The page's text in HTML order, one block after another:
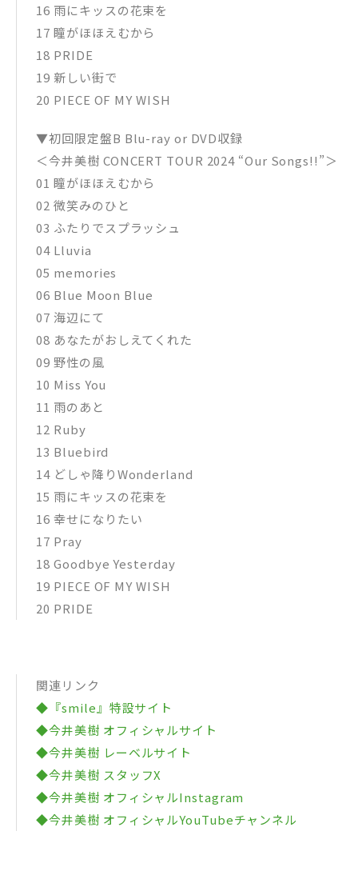
16 雨にキッスの花束を
17 瞳がほほえむから
18 PRIDE
19 新しい街で
20 PIECE OF MY WISH
▼初回限定盤B Blu-ray or DVD収録
＜今井美樹 CONCERT TOUR 2024 “Our Songs!!”＞
01 瞳がほほえむから
02 微笑みのひと
03 ふたりでスプラッシュ
04 Lluvia
05 memories
06 Blue Moon Blue
07 海辺にて
08 あなたがおしえてくれた
09 野性の風
10 Miss You
11 雨のあと
12 Ruby
13 Bluebird
14 どしゃ降りWonderland
15 雨にキッスの花束を
16 幸せになりたい
17 Pray
18 Goodbye Yesterday
19 PIECE OF MY WISH
20 PRIDE
関連リンク
◆『smile』特設サイト
◆今井美樹 オフィシャルサイト
◆今井美樹 レーベルサイト
◆今井美樹 スタッフX
◆今井美樹 オフィシャルInstagram
◆今井美樹 オフィシャルYouTubeチャンネル